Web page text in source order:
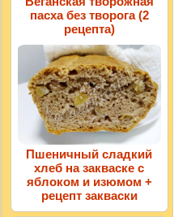
пасха без творога (2
рецепта)
Пшеничный сладкий
хлеб на закваске с
яблоком и изюмом +
рецепт закваски